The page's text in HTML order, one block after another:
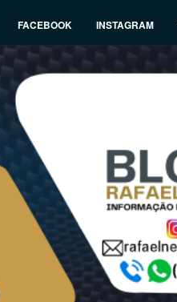
FACEBOOK INSTAGRAM